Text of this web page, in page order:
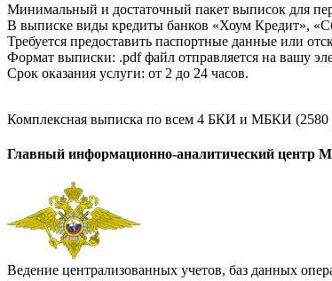
Минимальный и достаточный пакет выписок для
В выписке виды кредиты банков «Хоум Кредит»,
Требуется предоставить паспортные данные или
Формат выписки: .pdf файл отправляется на вашу
Срок оказания услуги: от 2 до 24 часов.
Комплексная выписка по всем 4 БКИ и МБКИ (2580
Главный информационно-аналитический центр
Ведение централизованных учетов, баз данных